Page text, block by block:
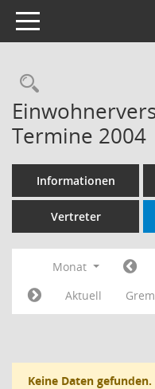
Toggle navigation
Termine 2004
Informationen
Vertreter
Monat
Aktuell
Keine Daten gefunden.